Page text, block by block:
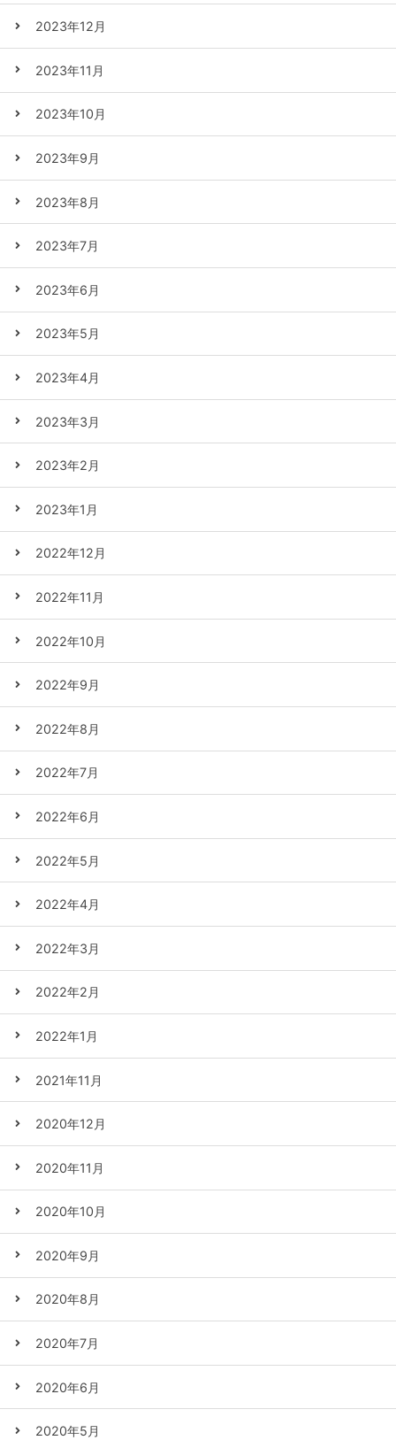
2023年12月
2023年11月
2023年10月
2023年9月
2023年8月
2023年7月
2023年6月
2023年5月
2023年4月
2023年3月
2023年2月
2023年1月
2022年12月
2022年11月
2022年10月
2022年9月
2022年8月
2022年7月
2022年6月
2022年5月
2022年4月
2022年3月
2022年2月
2022年1月
2021年11月
2020年12月
2020年11月
2020年10月
2020年9月
2020年8月
2020年7月
2020年6月
2020年5月